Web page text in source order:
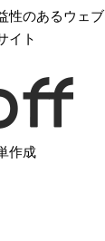
性のあるウェブ
イト
作成